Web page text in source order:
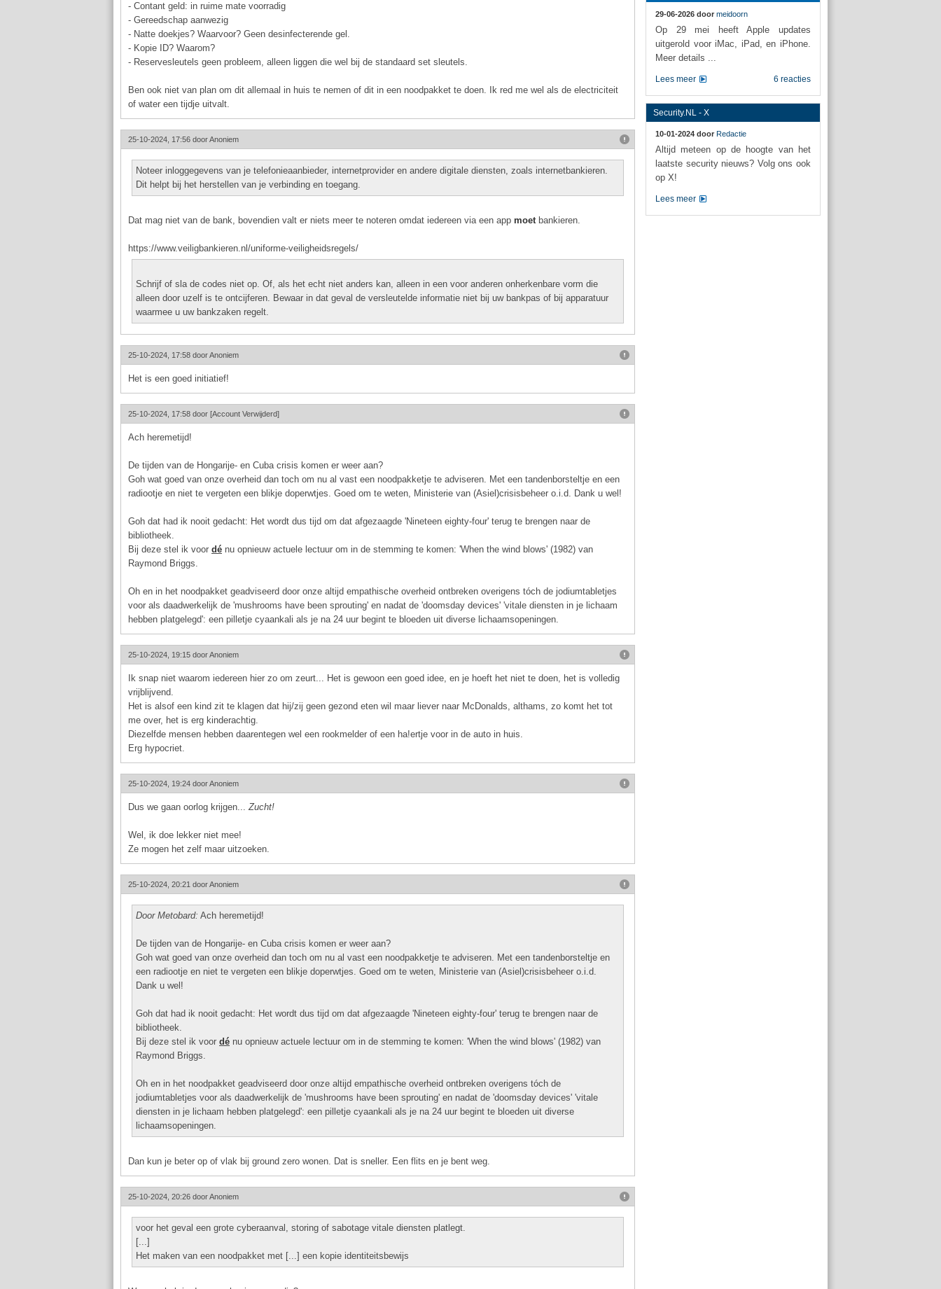
- Contant geld: in ruime mate voorradig
- Gereedschap aanwezig
- Natte doekjes? Waarvoor? Geen desinfecterende gel.
- Kopie ID? Waarom?
- Reservesleutels geen probleem, alleen liggen die wel bij de standaard set sleutels.
Ben ook niet van plan om dit allemaal in huis te nemen of dit in een noodpakket te doen. Ik red me wel als de electriciteit
of water een tijdje uitvalt.
25-10-2024, 17:56 doorAnoniem
Noteer inloggegevens van je telefonieaanbieder, internetprovider en andere digitale diensten, zoals internetbankieren.
Dit helpt bij het herstellen van je verbinding en toegang.
Dat mag niet van de bank, bovendien valt er niets meer te noteren omdat iedereen via een app moetbankieren.
https://www.veiligbankieren.nl/uniforme-veiligheidsregels/
Schrijf of sla de codes niet op. Of, als het echt niet anders kan, alleen in een voor anderen onherkenbare vorm die
alleen door uzelf is te ontcijferen. Bewaar in dat geval de versleutelde informatie niet bij uw bankpas of bij apparatuur
waarmee u uw bankzaken regelt.
25-10-2024, 17:58 doorAnoniem
Het is een goed initiatief!
25-10-2024, 17:58 door [Account Verwijderd]
Ach heremetijd!
De tijden van de Hongarije- en Cuba crisis komen er weer aan?
Goh wat goed van onze overheid dan toch om nu al vast een noodpakketje te adviseren. Met een tandenborsteltje en een
radiootje en niet te vergeten een blikje doperwtjes. Goed om te weten, Ministerie van (Asiel)crisisbeheer o.i.d. Dank u wel!
Goh dat had ik nooit gedacht: Het wordt dus tijd om dat afgezaagde 'Nineteen eighty-four' terug te brengen naar de
bibliotheek.
Bij deze stel ik voor dé nu opnieuw actuele lectuur om in de stemming te komen: 'When the wind blows' (1982) van
Raymond Briggs.
Oh en in het noodpakket geadviseerd door onze altijd empathische overheid ontbreken overigens tóch de jodiumtabletjes
voor als daadwerkelijk de 'mushrooms have been sprouting' en nadat de 'doomsday devices' 'vitale diensten in je lichaam
hebben platgelegd': een pilletje cyaankali als je na 24 uur begint te bloeden uit diverse lichaamsopeningen.
25-10-2024, 19:15 doorAnoniem
Ik snap niet waarom iedereen hier zo om zeurt... Het is gewoon een goed idee, en je hoeft het niet te doen, het is volledig
vrijblijvend.
Het is alsof een kind zit te klagen dat hij/zij geen gezond eten wil maar liever naar McDonalds, althams, zo komt het tot
me over, het is erg kinderachtig.
Diezelfde mensen hebben daarentegen wel een rookmelder of een ha!ertje voor in de auto in huis.
Erg hypocriet.
25-10-2024, 19:24 doorAnoniem
Dus we gaan oorlog krijgen...Zucht!
Wel, ik doe lekker niet mee!
Ze mogen het zelf maar uitzoeken.
25-10-2024, 20:21 doorAnoniem
Door Metobard: Ach heremetijd!
De tijden van de Hongarije- en Cuba crisis komen er weer aan?
Goh wat goed van onze overheid dan toch om nu al vast een noodpakketje te adviseren. Met een tandenborsteltje en
een radiootje en niet te vergeten een blikje doperwtjes. Goed om te weten, Ministerie van (Asiel)crisisbeheer o.i.d.
Dank u wel!
Goh dat had ik nooit gedacht: Het wordt dus tijd om dat afgezaagde 'Nineteen eighty-four' terug te brengen naar de
bibliotheek.
Bij deze stel ik voor dé nu opnieuw actuele lectuur om in de stemming te komen: 'When the wind blows' (1982) van
Raymond Briggs.
Oh en in het noodpakket geadviseerd door onze altijd empathische overheid ontbreken overigens tóch de
jodiumtabletjes voor als daadwerkelijk de 'mushrooms have been sprouting' en nadat de 'doomsday devices' 'vitale
diensten in je lichaam hebben platgelegd': een pilletje cyaankali als je na 24 uur begint te bloeden uit diverse
lichaamsopeningen.
Dan kun je beter op of vlak bij ground zero wonen. Dat is sneller. Een flits en je bent weg.
25-10-2024, 20:26 doorAnoniem
voor het geval een grote cyberaanval, storing of sabotage vitale diensten platlegt.
[...]
Het maken van een noodpakket met [...] een kopie identiteitsbewijs
29-06-2026 door meidoorn
Op 29 mei heeft Apple updates
uitgerold voor iMac, iPad, en iPhone.
Meer details ...
6 reacties
Lees meer
Security.NL - X
10-01-2024 door Redactie
Altijd meteen op de hoogte van het
laatste security nieuws? Volg ons ook
op X!
Lees meer